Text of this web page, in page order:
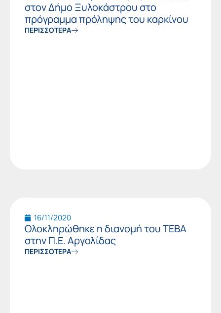
στον Δήμο Ξυλοκάστρου στο
πρόγραμμα πρόληψης του καρκίνου
ΠΕΡΙΣΣΟΤΕΡΑ
16/11/2020
Ολοκληρώθηκε η διανομή του ΤΕΒΑ
στην Π.Ε. Αργολίδας
ΠΕΡΙΣΣΟΤΕΡΑ